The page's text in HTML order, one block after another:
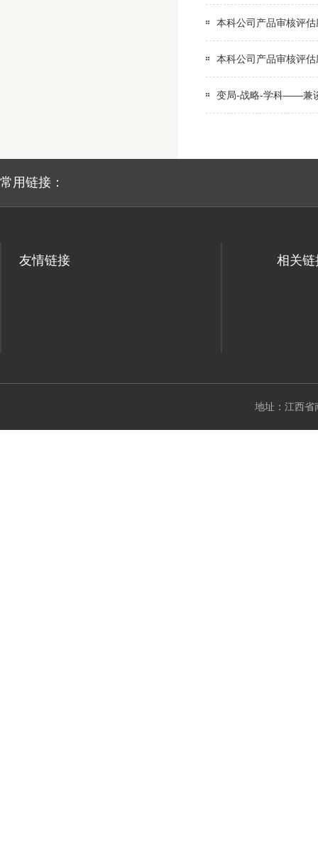
本科公司产品审核评
本科公司产品审核评
变局-战略-学科——兼
常用链接：
友情链接 相关链
地址：江西